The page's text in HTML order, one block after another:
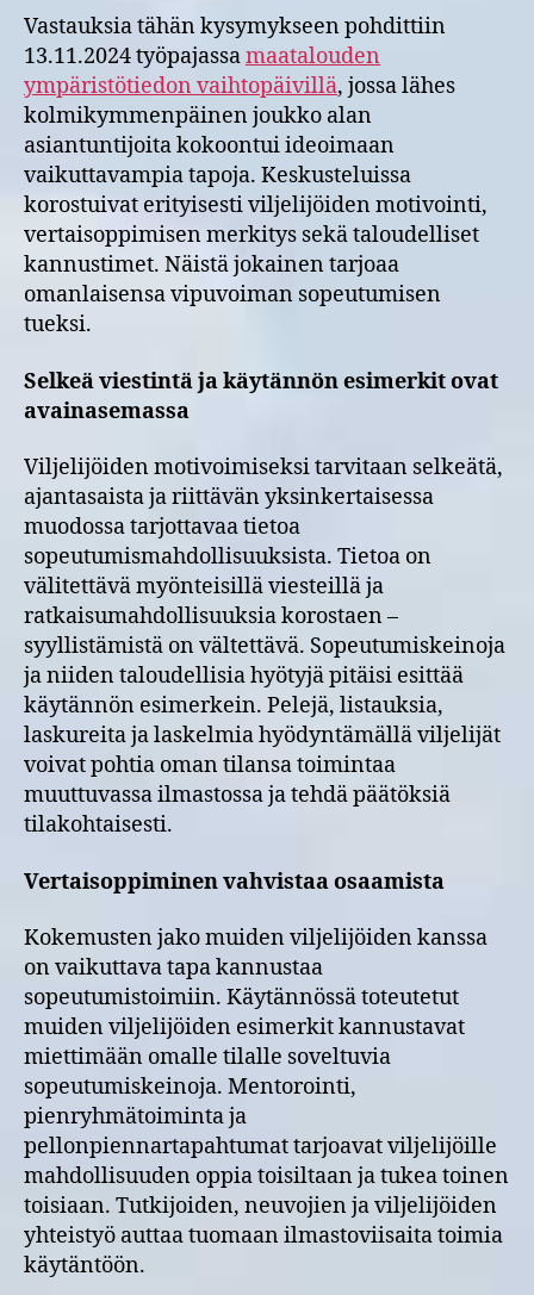
Vastauksia tähän kysymykseen pohdittiin
13.11.2024 työpajassamaatalouden
ympäristötiedon vaihtopäivillä, jossa lähes
kolmikymmenpäinen joukko alan
asiantuntijoita kokoontui ideoimaan
vaikuttavampia tapoja. Keskusteluissa
korostuivat erityisesti viljelijöiden motivointi,
vertaisoppimisen merkitys sekä taloudelliset
kannustimet. Näistä jokainen tarjoaa
omanlaisensa vipuvoiman sopeutumisen
tueksi.
Selkeä viestintä ja käytännön esimerkit ovat
avainasemassa
Viljelijöiden motivoimiseksi tarvitaan selkeätä,
ajantasaista ja riittävän yksinkertaisessa
muodossa tarjottavaa tietoa
sopeutumismahdollisuuksista. Tietoa on
välitettävä myönteisillä viesteillä ja
ratkaisumahdollisuuksia korostaen –
syyllistämistä on vältettävä. Sopeutumiskeinoja
ja niiden taloudellisia hyötyjä pitäisi esittää
käytännön esimerkein. Pelejä, listauksia,
laskureita ja laskelmia hyödyntämällä viljelijät
voivat pohtia oman tilansa toimintaa
muuttuvassa ilmastossa ja tehdä päätöksiä
tilakohtaisesti.
Vertaisoppiminen vahvistaa osaamista
Kokemusten jako muiden viljelijöiden kanssa
on vaikuttava tapa kannustaa
sopeutumistoimiin. Käytännössä toteutetut
muiden viljelijöiden esimerkit kannustavat
miettimään omalle tilalle soveltuvia
sopeutumiskeinoja. Mentorointi,
pienryhmätoiminta ja
pellonpiennartapahtumat tarjoavat viljelijöille
mahdollisuuden oppia toisiltaan ja tukea toinen
toisiaan. Tutkijoiden, neuvojien ja viljelijöiden
yhteistyö auttaa tuomaan ilmastoviisaita toimia
käytäntöön.